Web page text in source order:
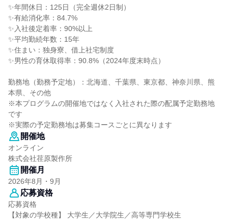
✨年間休日：125日（完全週休2日制）
✨有給消化率：84.7%
✨入社後定着率：90%以上
✨平均勤続年数：15年
✨住まい：独身寮、借上社宅制度
✨男性の育休取得率：90.8%（2024年度末時点）
勤務地（勤務予定地）：北海道、千葉県、東京都、神奈川県、熊
本県、その他
※本プログラムの開催地ではなく入社された際の配属予定勤務地
です
※実際の予定勤務地は募集コースごとに異なります
開催地
オンライン
株式会社荏原製作所
開催月
2026年8月・9月
応募資格
応募資格
【対象の学校種】 大学生／大学院生／高等専門学校生